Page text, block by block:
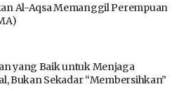
Al-Aqsa Memanggil Perempuan
yang Baik untuk Menjaga
Bukan Sekadar “Membersihkan”